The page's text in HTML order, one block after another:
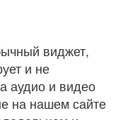
виджет,
и не
аудио и видео
на нашем сайте